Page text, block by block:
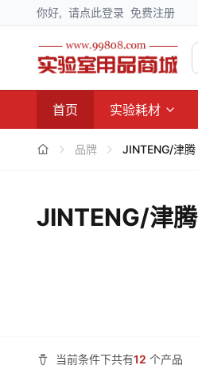
你好, 请点此登录 免费注册
首页 实验耗材
品牌 JINTENG/津腾
JINTENG/津腾
当前条件下共有12 个产品